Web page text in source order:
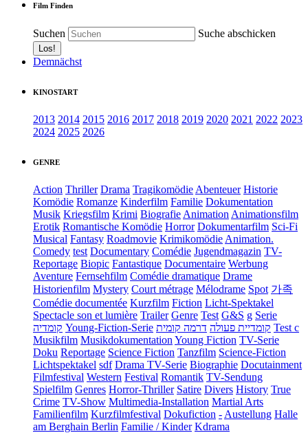
Film Finden
Suchen Suche abschicken
Demnächst
KINOSTART
2013 2014 2015 2016 2017 2018 2019 2020 2021 2022 2023
2024 2025 2026
GENRE
Action Thriller Drama Tragikomödie Abenteuer Historie
Komödie Romanze Kinderfilm Familie Dokumentation
Musik Kriegsfilm Krimi Biografie Animation Animationsfilm
Erotik Romantische Komödie Horror Dokumentarfilm Sci-Fi
Musical Fantasy Roadmovie Krimikomödie Animation.
Comedy test Documentary Comédie Jugendmagazin TV-
Reportage Biopic Fantastique Documentaire Werbung
Aventure Fernsehfilm Comédie dramatique Drame
Historienfilm Mystery Court métrage Mélodrame Spot 가족
Comédie documentée Kurzfilm Fiction Licht-Spektakel
Spectacle son et lumière Trailer Genre Test G&S g Serie
קומדיה Young-Fiction-Serie קומדיית פעולה דרמה קומית
Test c
Musikfilm Musikdokumentation Young Fiction TV-Serie
Doku Reportage Science Fiction Tanzfilm Science-Fiction
Lichtspektakel sdf Drama TV-Serie Biographie Docutainment
Filmfestival Western Festival Romantik TV-Sendung
Spielfilm Genres Horror-Thriller Satire Divers History True
Crime TV-Show Multimedia-Installation Martial Arts
Familienfilm Kurzfilmfestival Dokufiction - Austellung Halle
am Berghain Berlin Familie / Kinder Kdrama